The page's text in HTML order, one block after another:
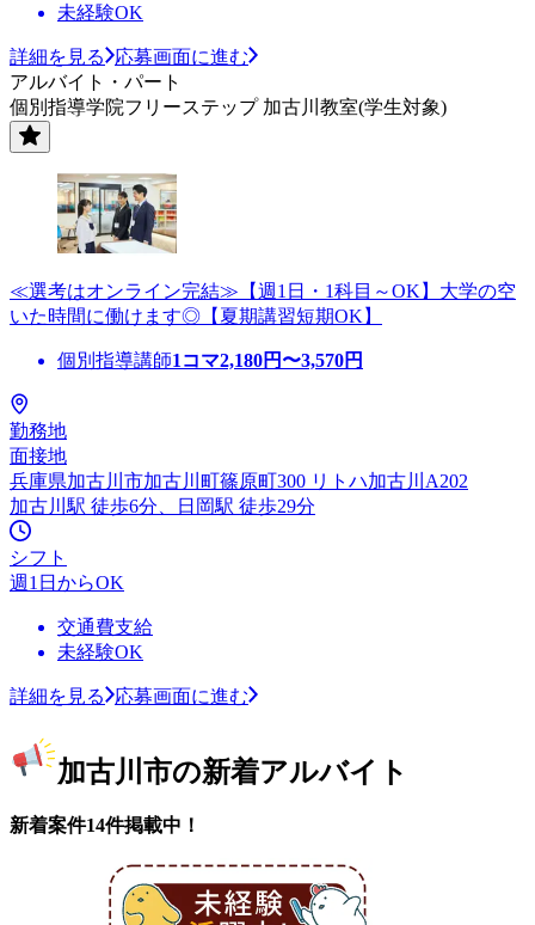
未経験OK
詳細を見る
応募画面に進む
アルバイト・パート
個別指導学院フリーステップ 加古川教室(学生対象)
≪選考はオンライン完結≫【週1日・1科目～OK】大学の空
いた時間に働けます◎【夏期講習短期OK】
個別指導講師1コマ2,180円〜3,570円
勤務地
面接地
兵庫県加古川市加古川町篠原町300 リトハ加古川A202
加古川駅 徒歩6分、日岡駅 徒歩29分
シフト
週1日からOK
交通費支給
未経験OK
詳細を見る 応募画面に進む
加古川市の新着アルバイト
新着案件14件掲載中！